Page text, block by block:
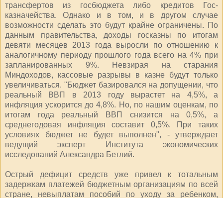
трансфертов из госбюджета либо кредитов Гос­
казначейства. Однако и в том, и в другом случае
возможности сделать это будут крайне ограничены. По
данным правительства, доходы госказны по итогам
девяти месяцев 2013 года выросли по отношению к
аналогичному периоду прошлого года всего на 4% при
запланированных 9%. Невзирая на старания
Миндоходов, кассовые разрывы в казне будут только
увеличиваться. "Бюджет базировался на допущении, что
реальный ВВП в 2013 году вырастет на 4,5%, а
инфляция ускорится до 4,8%. Но, по нашим оценкам, по
итогам года реальный ВВП снизится на 0,5%, а
среднегодовая инфляция составит 0,5%. При таких
условиях бюджет не будет выполнен", - утверждает
ведущий эксперт Института экономических
исследований Александра Бетлий.
Острый дефицит средств уже привел к тотальным
задержкам платежей бюджетным организациям по всей
стране, невыплатам пособий по уходу за ребенком,